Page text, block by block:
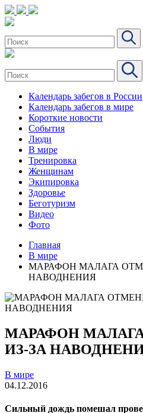
Календарь забегов в России
Календарь забегов в мире
Короткие новости
События
Люди
В мире
Тренировка
Женщинам
Экипировка
Здоровье
Беготуризм
Видео
Фото
Главная
В мире
МАРАФОН МАЛАГА
НАВОДНЕНИЯ
МАРАФОН
ИЗ-ЗА
В мире
04.12.2016
Сильный дождь помешал